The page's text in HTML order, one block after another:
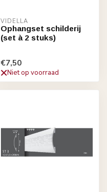
VIDELLA
Ophangset schilderij
(set à 2 stuks)
€7,50
Niet op voorraad